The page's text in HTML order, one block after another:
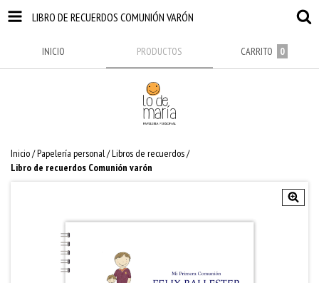
LIBRO DE RECUERDOS COMUNIÓN VARÓN
INICIO PRODUCTOS CARRITO 0
Inicio/Papelería personal/Libros de recuerdos/
Libro de recuerdos Comunión varón